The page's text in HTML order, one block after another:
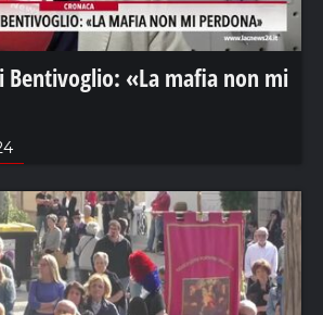
Bentivoglio: «La mafia non mi